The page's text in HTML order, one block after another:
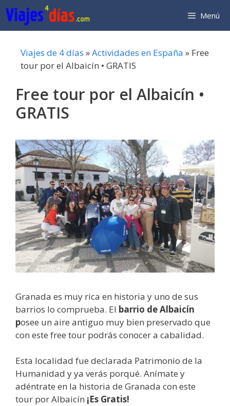
Saltar
al
contenido
Menú
Viajes de 4 días »Actividades en España » Free
tour por el Albaicín • GRATIS
Free tour por el Albaicín •
GRATIS
Granada es muy rica en historia y uno de sus
barrios lo comprueba. El barrio de Albaicín
posee un aire antiguo muy bien preservado que
con este free tour podrás conocer a cabalidad.
Esta localidad fue declarada Patrimonio de la
Humanidad y ya verás porqué. Anímate y
adéntrate en la historia de Granada con este
tour por Albaicín ¡Es Gratis!